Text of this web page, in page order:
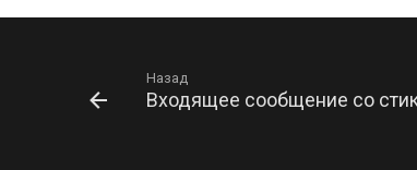
Назад
Входящее сообщение со